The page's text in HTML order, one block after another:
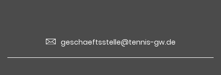
geschaeftsstelle@tennis-gw.de